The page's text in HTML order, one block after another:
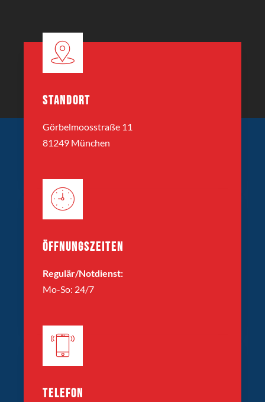
STANDORT
Görbelmoosstraße 11
81249 München
ÖFFNUNGSZEITEN
Regulär/Notdienst:
Mo-So: 24/7
TELEFON